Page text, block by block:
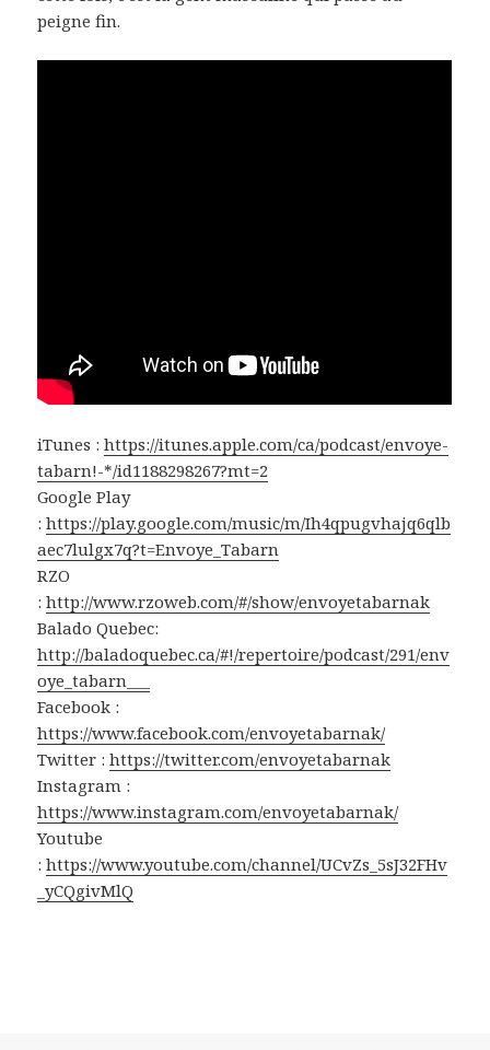
peigne fin.
iTunes :https://itunes.apple.com/ca/podcast/envoye-
tabarn!-*/id1188298267?mt=2
Google Play
:https://play.google.com/music/m/Ih4qpugvhajq6qlb
aec7lulgx7q?t=Envoye_Tabarn
RZO
:http://www.rzoweb.com/#/show/envoyetabarnak
Balado Quebec:
http://baladoquebec.ca/#!/repertoire/podcast/291/env
oye_tabarn___
Facebook :
https://www.facebook.com/envoyetabarnak/
Twitter :https://twitter.com/envoyetabarnak
Instagram :
https://www.instagram.com/envoyetabarnak/
Youtube
:https://www.youtube.com/channel/UCvZs_5sJ32FHv
_yCQgivMlQ